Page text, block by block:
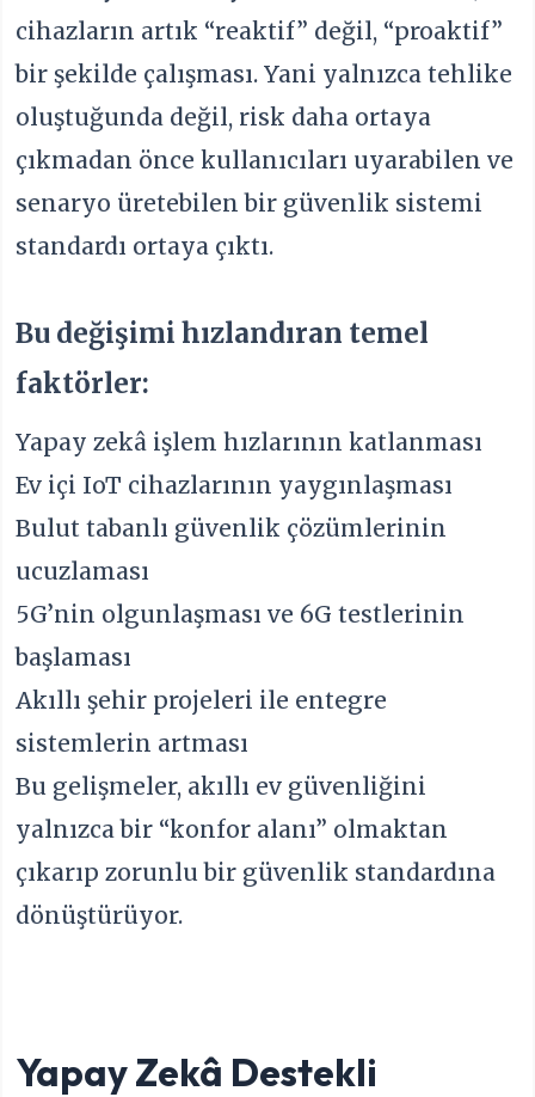
cihazların artık “reaktif” değil, “proaktif”
bir şekilde çalışması. Yani yalnızca tehlike
oluştuğunda değil, risk daha ortaya
çıkmadan önce kullanıcıları uyarabilen ve
senaryo üretebilen bir güvenlik sistemi
standardı ortaya çıktı.
Bu değişimi hızlandıran temel
faktörler:
Yapay zekâ işlem hızlarının katlanması
Ev içi IoT cihazlarının yaygınlaşması
Bulut tabanlı güvenlik çözümlerinin
ucuzlaması
5G’nin olgunlaşması ve 6G testlerinin
başlaması
Akıllı şehir projeleri ile entegre
sistemlerin artması
Bu gelişmeler, akıllı ev güvenliğini
yalnızca bir “konfor alanı” olmaktan
çıkarıp zorunlu bir güvenlik standardına
dönüştürüyor.
Yapay Zekâ Destekli